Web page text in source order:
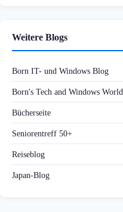
Weitere Blogs
Born IT- und Windows Blog
Born's Tech and Windows World
Bücherseite
Seniorentreff 50+
Reiseblog
Japan-Blog